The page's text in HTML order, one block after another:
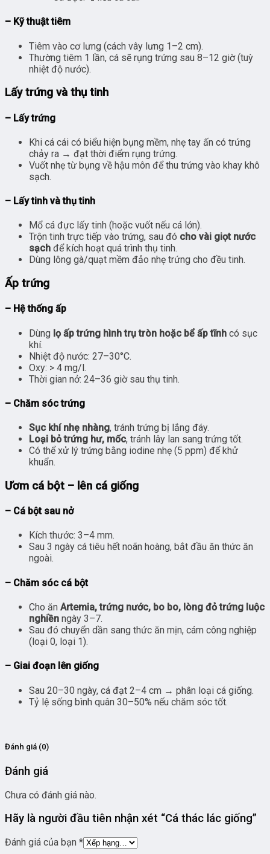
– Kỹ thuật tiêm
Tiêm vào cơ lưng (cách vây lưng 1–2 cm).
Thường tiêm 1 lần, cá sẽ rụng trứng sau 8–12 giờ (tuỳ
nhiệt độ nước).
Lấy trứng và thụ tinh
– Lấy trứng
Khi cá cái có biểu hiện bụng mềm, nhẹ tay ấn có trứng
chảy ra → đạt thời điểm rụng trứng.
Vuốt nhẹ từ bụng về hậu môn để thu trứng vào khay khô
sạch.
– Lấy tinh và thụ tinh
Mổ cá đực lấy tinh (hoặc vuốt nếu cá lớn).
Trộn tinh trực tiếp vào trứng, sau đó cho vài giọt nước
sạch để kích hoạt quá trình thụ tinh.
Dùng lông gà/quạt mềm đảo nhẹ trứng cho đều tinh.
Ấp trứng
– Hệ thống ấp
Dùng lọ ấp trứng hình trụ tròn hoặc bể ấp tĩnh có sục
khí.
Nhiệt độ nước: 27–30°C.
Oxy: > 4 mg/l.
Thời gian nở: 24–36 giờ sau thụ tinh.
– Chăm sóc trứng
Sục khí nhẹ nhàng, tránh trứng bị lắng đáy.
Loại bỏ trứng hư, mốc, tránh lây lan sang trứng tốt.
Có thể xử lý trứng bằng iodine nhẹ (5 ppm) để khử
khuẩn.
Ươm cá bột – lên cá giống
– Cá bột sau nở
Kích thước: 3–4 mm.
Sau 3 ngày cá tiêu hết noãn hoàng, bắt đầu ăn thức ăn
ngoài.
– Chăm sóc cá bột
Cho ăn Artemia, trứng nước, bo bo, lòng đỏ trứng luộc
nghiền ngày 3–7.
Sau đó chuyển dần sang thức ăn mịn, cám công nghiệp
(loại 0, loại 1).
– Giai đoạn lên giống
Sau 20–30 ngày, cá đạt 2–4 cm → phân loại cá giống.
Tỷ lệ sống bình quân 30–50% nếu chăm sóc tốt.
Đánh giá (0)
Đánh giá
Chưa có đánh giá nào.
Hãy là người đầu tiên nhận xét “Cá thác lác giống”
Đánh giá của bạn *